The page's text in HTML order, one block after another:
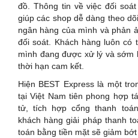
đồ. Thông tin về việc đối
giúp các shop dễ dàng theo
ngân hàng của mình và phản
đối soát. Khách hàng luôn có
mình đang được xử lý và sớm
thời hạn cam kết.
Hiện BEST Express là một
tại Việt Nam tiên phong hợp
tử, tích hợp cổng thanh
khách hàng giải pháp thanh
toán bằng tiền mặt sẽ giảm